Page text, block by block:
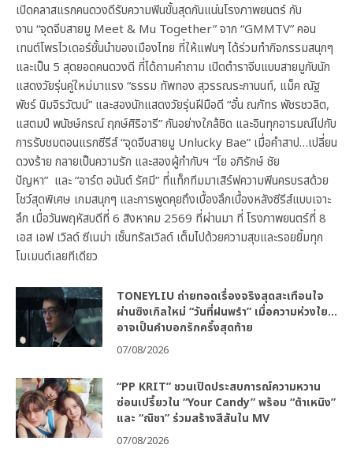
เปิดคลาสแรกคนดวงดีรับความฟินขั้นสุดกันแน่นโรงภาพยนตร์ กับ
งาน “จุดจีบสายมู Meet & Mu Together” จาก “GMMTV” คอน
เทนต์โพรไวเดอร์ชั้นนำของเมืองไทย ที่ให้แฟนๆ ได้ร่วมทำกิจกรรมสนุกๆ
และเป็น 5 สุดยอดคนดวงดี ที่ได้ถามคำถาม เปิดตำราจีบแบบสายมูกับนัก
แสดงวัยรุ่นคู่ใหม่มาแรง “ธรรม ทัพทอง สุวรรณระกานนท์, แม็ค ณัฐ
พัชร์ นิมจิรวัฒน์” และสองนักแสดงวัยรุ่นฝีมือดี “อั๋น ณภัทร พัชรชวลิต,
แสตมป์ พนัชษ์กรณ์ ฤกษ์ศิริอารี” กันอย่างใกล้ชิด และอินทุกอารมณ์ไปกับ
การรับชมตอนแรกซีรีส์ “จุดจีบสายมู Unlucky Bae” เมื่อคำสาป…เปลี่ยน
ดวงร้าย กลายเป็นความรัก และสองผู้กำกับฯ “โย อภิรักษ์ ชัย
ปัญหา” และ “อาร์ต อนันต์ รัศมี” ที่แท็กทีมมาเสิร์ฟความฟินครบรสด้วย
โชว์สุดพิเศษ เกมสนุกๆ และการพูดคุยถึงเบื้องลึกเบื้องหลังซีรีส์แบบเจาะ
ลึก เมื่อวันพฤหัสบดีที่ 6 สิงหาคม 2569 ที่ผ่านมา ที่ โรงภาพยนตร์ที่ 8
เอส เอฟ เวิลด์ ซีเนม่า เซ็นทรัลเวิลด์ เต็มไปด้วยความสุขและรอยยิ้มทุก
โมเมนต์เลยทีเดียว
TONEYLIU ถ่ายทอดเรื่องจริงสุดสะเทือนใจ
ผ่านซิงเกิลใหม่ “วันที่ฝนพรำ” เมื่อความห่วงใย…
อาจเป็นคำบอกรักครั้งสุดท้าย
07/08/2026
“PP KRIT” ชวนเปิดประสบการณ์ความหวาน
ซ่อนเปรี้ยวใน “Your Candy” พร้อม “ต้าเหนิง”
และ “ณิชา” ร่วมสร้างสีสันใน MV
07/08/2026